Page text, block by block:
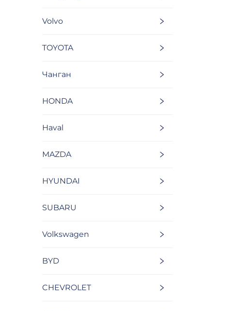
Volvo
TOYOTA
Чанган
HONDA
Haval
MAZDA
HYUNDAI
SUBARU
Volkswagen
BYD
CHEVROLET